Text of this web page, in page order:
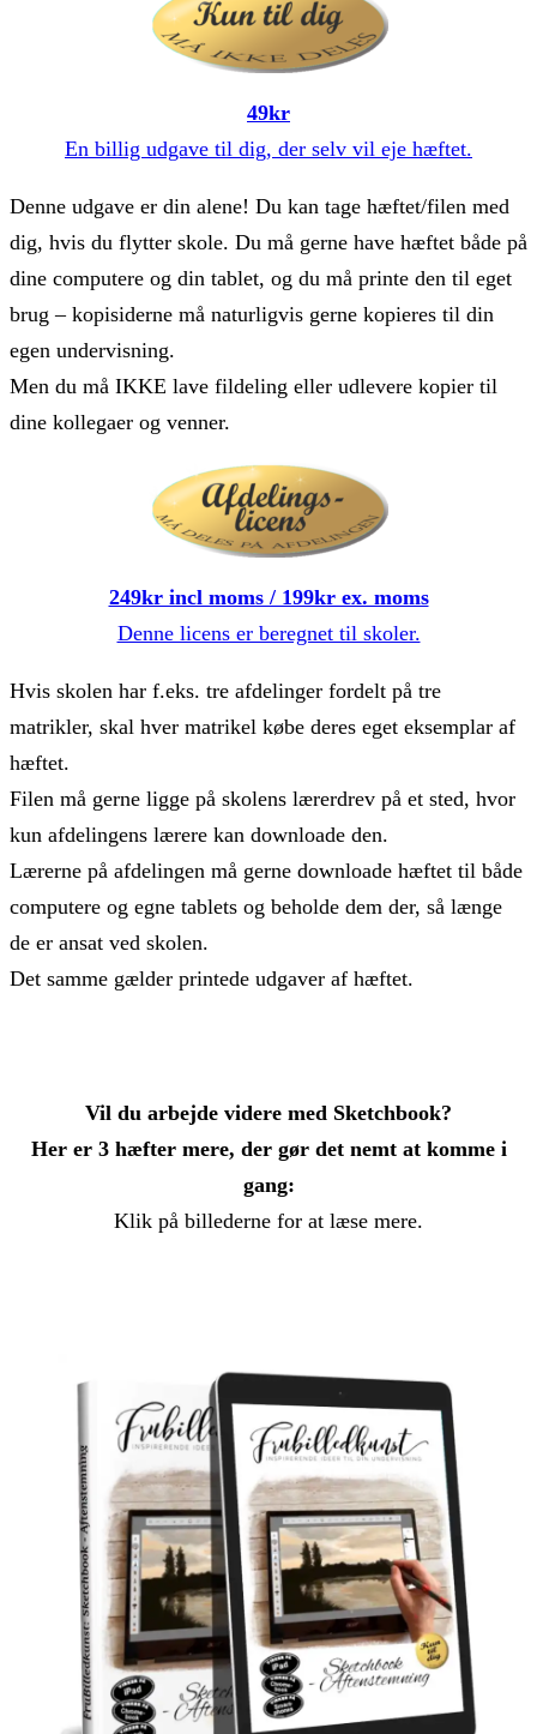
49kr
En billig udgave til dig, der selv vil eje hæftet.
Denne udgave er din alene! Du kan tage hæftet/filen med
dig, hvis du flytter skole. Du må gerne have hæftet både på
dine computere og din tablet, og du må printe den til eget
brug – kopisiderne må naturligvis gerne kopieres til din
egen undervisning.
Men du må IKKE lave fildeling eller udlevere kopier til
dine kollegaer og venner.
249kr incl moms / 199kr ex. moms
Denne licens er beregnet til skoler.
Hvis skolen har f.eks. tre afdelinger fordelt på tre
matrikler, skal hver matrikel købe deres eget eksemplar af
hæftet.
Filen må gerne ligge på skolens lærerdrev på et sted, hvor
kun afdelingens lærere kan downloade den.
Lærerne på afdelingen må gerne downloade hæftet til både
computere og egne tablets og beholde dem der, så længe
de er ansat ved skolen.
Det samme gælder printede udgaver af hæftet.
Vil du arbejde videre med Sketchbook?
Her er 3 hæfter mere, der gør det nemt at komme i
gang:
Klik på billederne for at læse mere.